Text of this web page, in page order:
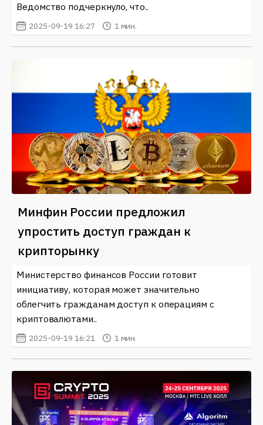
Ведомство подчеркнуло, что..
2025-09-19 16:27 1 мин.
Минфин России предложил
упростить доступ граждан к
крипторынку
Министерство финансов России готовит
инициативу, которая может значительно
облегчить гражданам доступ к операциям с
криптовалютами..
2025-09-19 16:21 1 мин.